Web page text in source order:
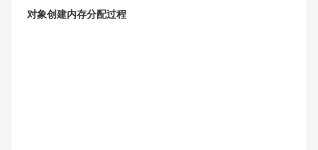
对象创建内存分配过程